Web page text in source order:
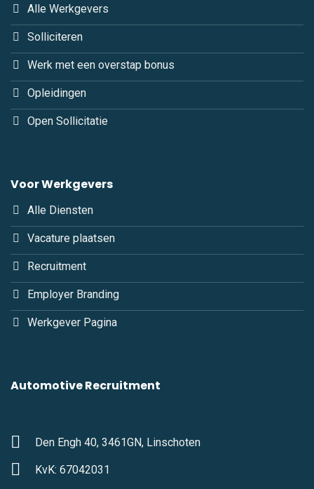
Alle Werkgevers
Solliciteren
Werk met een overstap bonus
Opleidingen
Open Sollicitatie
Voor Werkgevers
Alle Diensten
Vacature plaatsen
Recruitment
Employer Branding
Werkgever Pagina
Automotive Recruitment
Den Engh 40, 3461GN, Linschoten
KvK: 67042031